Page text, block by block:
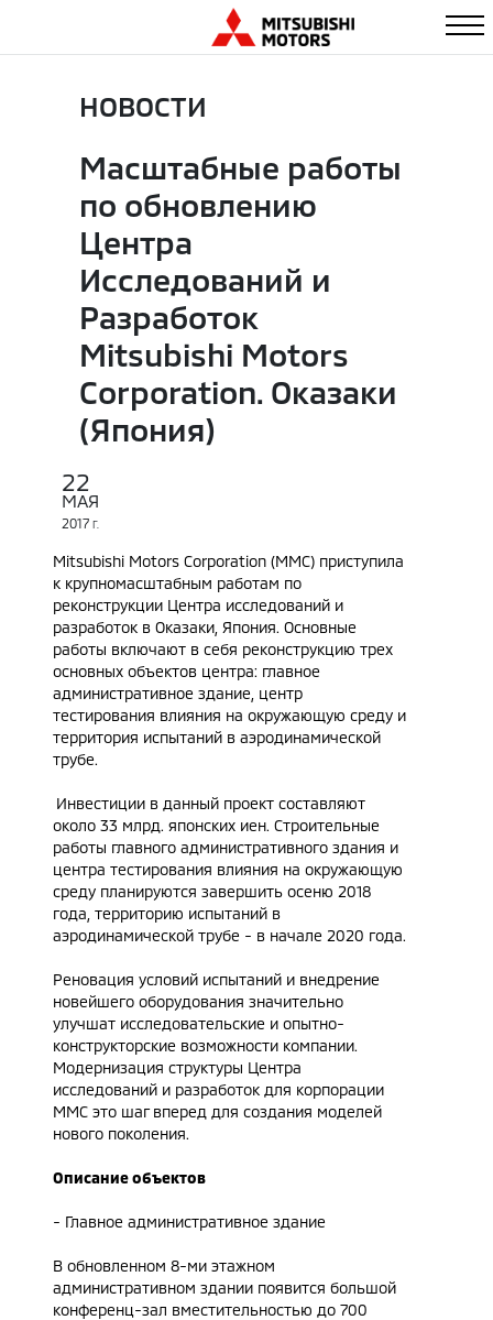
НОВОСТИ
Масштабные работы
по обновлению
Центра
Исследований и
Разработок
Mitsubishi Motors
Corporation. Оказаки
(Япония)
22
МАЯ
2017 Г.
Mitsubishi Motors Corporation (MMC) приступила
к крупномасштабным работам по
реконструкции Центра исследований и
разработок в Оказаки, Япония. Основные
работы включают в себя реконструкцию трех
основных объектов центра: главное
административное здание, центр
тестирования влияния на окружающую среду и
территория испытаний в аэродинамической
трубе.
Инвестиции в данный проект составляют
около 33 млрд. японских иен. Строительные
работы главного административного здания и
центра тестирования влияния на окружающую
среду планируются завершить осеню 2018
года, территорию испытаний в
аэродинамической трубе - в начале 2020 года.
Реновация условий испытаний и внедрение
новейшего оборудования значительно
улучшат исследовательские и опытно-
конструкторские возможности компании.
Модернизация структуры Центра
исследований и разработок для корпорации
ММС это шаг вперед для создания моделей
нового поколения.
Описание объектов
- Главное административное здание
В обновленном 8-ми этажном
административном здании появится большой
конференц-зал вместительностью до 700